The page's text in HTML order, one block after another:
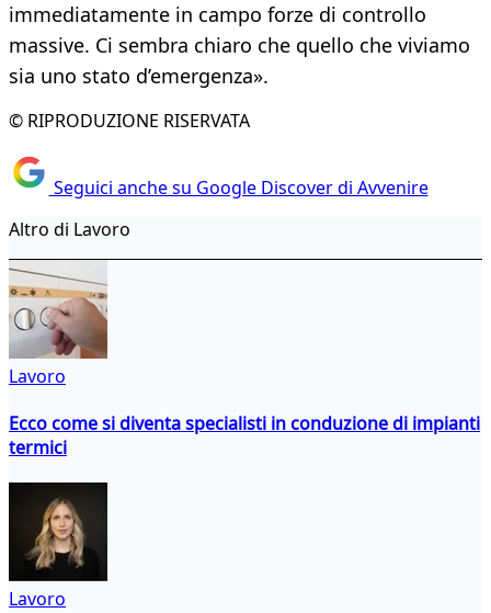
immediatamente in campo forze di controllo
massive. Ci sembra chiaro che quello che viviamo
sia uno stato d’emergenza».
© RIPRODUZIONE RISERVATA
Seguici anche su Google Discover di Avvenire
Altro di Lavoro
Lavoro
Ecco come si diventa specialisti in conduzione di impianti
termici
Lavoro